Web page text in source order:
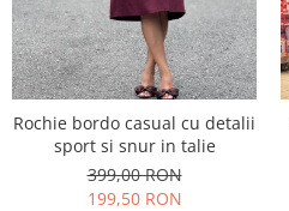
Rochie bordo casual cu detalii
sport si snur in talie
399,00 RON
199,50 RON